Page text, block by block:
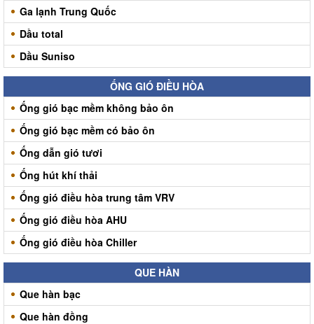
Ga lạnh Trung Quốc
Dầu total
Dầu Suniso
ỐNG GIÓ ĐIỀU HÒA
Ống gió bạc mềm không bảo ôn
Ống gió bạc mềm có bảo ôn
Ống dẫn gió tươi
Ống hút khí thải
Ống gió điều hòa trung tâm VRV
Ống gió điều hòa AHU
Ống gió điều hòa Chiller
QUE HÀN
Que hàn bạc
Que hàn đồng